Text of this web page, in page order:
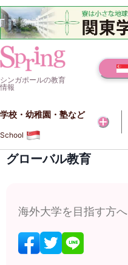
シンガポールの教育
情報
学校・幼稚園・塾など​​
School
グローバル教育
海外大学を目指す方へ